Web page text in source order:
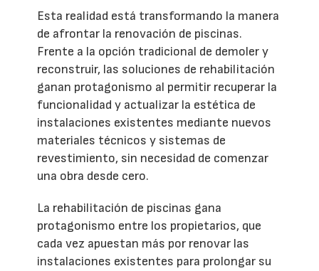
Esta realidad está transformando la manera
de afrontar la renovación de piscinas.
Frente a la opción tradicional de demoler y
reconstruir, las soluciones de rehabilitación
ganan protagonismo al permitir recuperar la
funcionalidad y actualizar la estética de
instalaciones existentes mediante nuevos
materiales técnicos y sistemas de
revestimiento, sin necesidad de comenzar
una obra desde cero.
La rehabilitación de piscinas gana
protagonismo entre los propietarios, que
cada vez apuestan más por renovar las
instalaciones existentes para prolongar su